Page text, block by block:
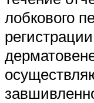
лобкового
регистрации